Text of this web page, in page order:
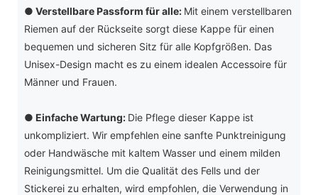
● Verstellbare Passform für alle: Mit einem verstellbaren
Riemen auf der Rückseite sorgt diese Kappe für einen
bequemen und sicheren Sitz für alle Kopfgrößen. Das
Unisex-Design macht es zu einem idealen Accessoire für
Männer und Frauen.
● Einfache Wartung: Die Pflege dieser Kappe ist
unkompliziert. Wir empfehlen eine sanfte Punktreinigung
oder Handwäsche mit kaltem Wasser und einem milden
Reinigungsmittel. Um die Qualität des Fells und der
Stickerei zu erhalten, wird empfohlen, die Verwendung in